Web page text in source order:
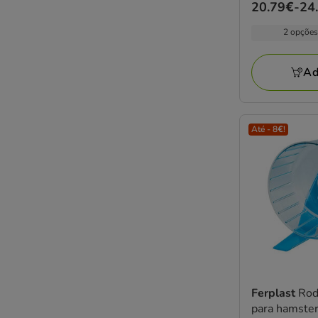
estrelas
avaliações
Preço
a
24.99€
20.79€-
2
Até - 8€!
Ferplast
para